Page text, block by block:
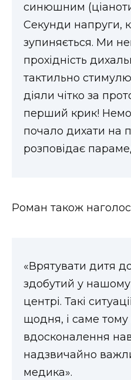
синюшним
Секунди напруги,
зупиняється. Ми
прохідність
тактильно
діяли чітко за
перший крик!
почало дихати на
розповідає
Роман також
«Врятувати дитя
здобутий у
центрі. Такі
щодня, і саме тому
вдосконалення
надзвичайно
медика».